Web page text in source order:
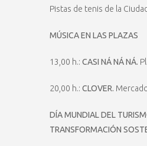
Pistas de tenis de la
MÚSICA EN LAS PLAZAS
13,00 h.: CASI NÁ NÁ NÁ.
20,00 h.: CLOVER.
DÍA MUNDIAL DEL
TRANSFORMACIÓN